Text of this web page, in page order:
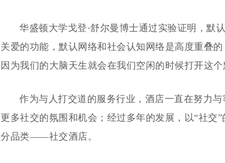
华盛顿大学戈登·舒尔曼博士通过实验证明，默
关爱的功能，默认网络和社会认知网络是高度重叠
因为我们的大脑天生就会在我们空闲的时候打开这个
作为与人打交道的服务行业，酒店一直在努力
更多社交的氛围和机会；经过多年的发展，以“社交
分品类——社交酒店。